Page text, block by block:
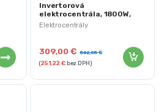
Elektrocentrály
Invertorová
elektrocentrála, 1800W,
230V | KD680
309,00€ 542,85€
(251,22 €bez DPH)